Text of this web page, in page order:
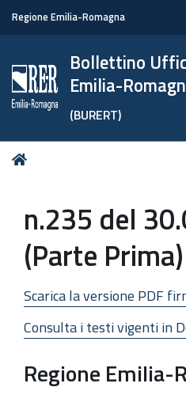
Regione Emilia-Romagna
Bollettino
Emilia-
(BURERT)
Tu
n.235 del
(Parte Prima)
Scarica la versione PDF
Consulta i testi vigenti in
Regione Emilia-